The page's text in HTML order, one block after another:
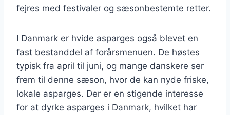
fejres med festivaler og sæsonbestemte retter.
I Danmark er hvide asparges også blevet en
fast bestanddel af forårsmenuen. De høstes
typisk fra april til juni, og mange danskere ser
frem til denne sæson, hvor de kan nyde friske,
lokale asparges. Der er en stigende interesse
for at dyrke asparges i Danmark, hvilket har